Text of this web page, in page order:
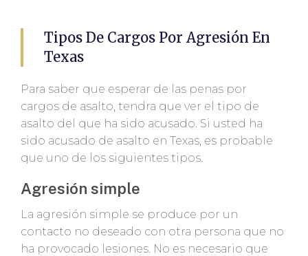
Tipos De Cargos Por Agresión En
Texas
Para saber que esperar de las penas por
cargos de asalto, tendra que ver el tipo de
asalto del que ha sido acusado. Si usted ha
sido acusado de asalto en Texas, es probable
que uno de los siguientes tipos.
Agresión simple
La agresión simple se produce por un
contacto no deseado con otra persona que no
ha provocado lesiones. No es necesario que